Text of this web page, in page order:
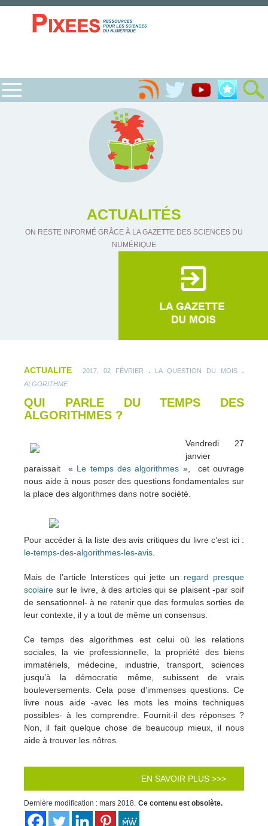
ACTUALITÉS
ON RESTE INFORMÉ GRÂCE À LA GAZETTE DES SCIENCES DU
NUMÉRIQUE
ACTUALITE 2017, 02 FÉVRIER LA QUESTION DU MOIS
ALGORITHME
QUI PARLE DU TEMPS DES
ALGORITHMES ?
Vendredi 27
janvier
paraissait « Le temps des algorithmes », cet ouvrage
nous aide à nous poser des questions fondamentales sur
la place des algorithmes dans notre société.
Pour accéder à la liste des avis critiques du livre c’est ici :
le-temps-des-algorithmes-les-avis.
Mais de l’article Interstices qui jette un regard presque
scolaire sur le livre, à des articles qui se plaisent -par soif
de sensationnel- à ne retenir que des formules sorties de
leur contexte, il y a tout de même un consensus.
Ce temps des algorithmes est celui où les relations
sociales, la vie professionnelle, la propriété des biens
immatériels, médecine, industrie, transport, sciences
jusqu’à la démocratie même, subissent de vrais
bouleversements. Cela pose d’immenses questions. Ce
livre nous aide -avec les mots les moins techniques
possibles- à les comprendre. Fournit-il des réponses ?
Non, il fait quelque chose de beaucoup mieux, il nous
aide à trouver les nôtres.
EN SAVOIR PLUS >>>
Dernière modification : mars 2018. Ce contenu est obsolète.